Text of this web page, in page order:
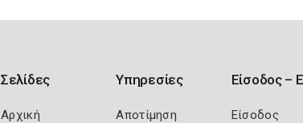
Σελίδες
Αρχική
Υπηρεσίες
Αποτίμηση
Είσοδος –
Είσοδος